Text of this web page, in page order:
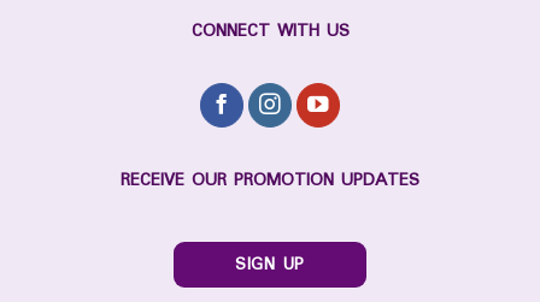
CONNECT WITH US
RECEIVE OUR PROMOTION UPDATES
SIGN UP